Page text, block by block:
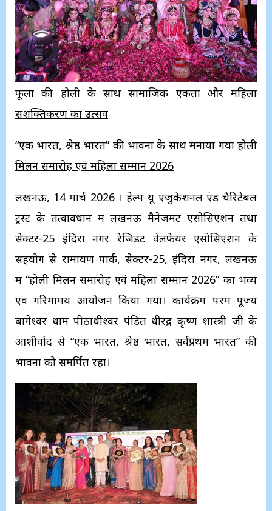
फूलों की होली के साथ सामाजिक एकता और महिला
सशक्तिकरण का उत्सव
“एक भारत, श्रेष्ठ भारत” की भावना के साथ मनाया गया होली
मिलन समारोह एवं महिला सम्मान 2026
लखनऊ, 14 मार्च 2026 । हेल्प यू एजुकेशनल एंड चैरिटेबल
ट्रस्ट के तत्वावधान में लखनऊ मैनेजमेंट एसोसिएशन तथा
सेक्टर-25 इंदिरा नगर रेजिडेंट वेलफेयर एसोसिएशन के
सहयोग से रामायण पार्क, सेक्टर-25, इंदिरा नगर, लखनऊ
में “होली मिलन समारोह एवं महिला सम्मान 2026” का भव्य
एवं गरिमामय आयोजन किया गया। कार्यक्रम परम पूज्य
बागेश्वर धाम पीठाधीश्वर पंडित धीरेंद्र कृष्ण शास्त्री जी के
आशीर्वाद से “एक भारत, श्रेष्ठ भारत, सर्वप्रथम भारत” की
भावना को समर्पित रहा।